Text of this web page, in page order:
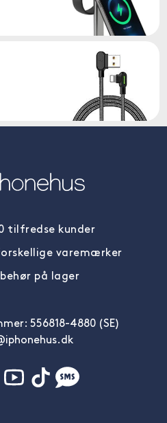
tilfredse kunder
varemærker
på lager
556818-4880 (SE)